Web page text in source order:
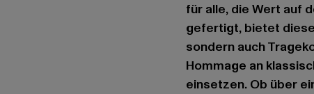
für alle, die Wert auf
gefertigt, bietet
sondern auch
Hommage an
einsetzen. Ob über